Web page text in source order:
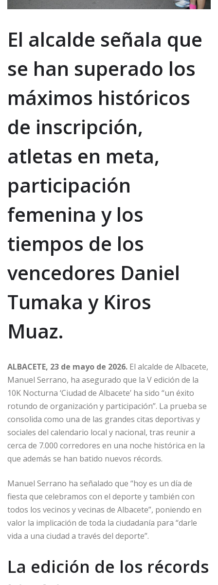
El alcalde señala que
se han superado los
máximos históricos
de inscripción,
atletas en meta,
participación
femenina y los
tiempos de los
vencedores Daniel
Tumaka y Kiros
Muaz.
ALBACETE, 23 de mayo de 2026. El alcalde de Albacete,
Manuel Serrano, ha asegurado que la V edición de la
10K Nocturna ‘Ciudad de Albacete’ ha sido “un éxito
rotundo de organización y participación”. La prueba se
consolida como una de las grandes citas deportivas y
sociales del calendario local y nacional, tras reunir a
cerca de 7.000 corredores en una noche histórica en la
que además se han batido nuevos récords.
Manuel Serrano ha señalado que “hoy es un día de
fiesta que celebramos con el deporte y también con
todos los vecinos y vecinas de Albacete”, poniendo en
valor la implicación de toda la ciudadanía para “darle
vida a una ciudad a través del deporte”.
La edición de los récords